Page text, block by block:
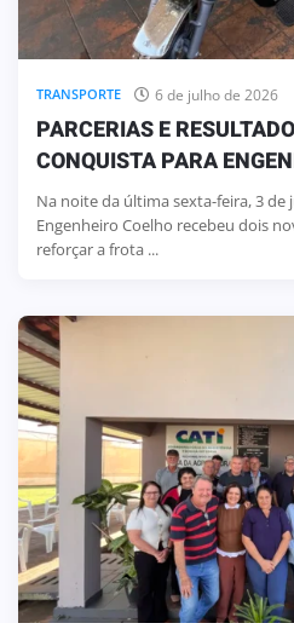
TRANSPORTE 6 de julho de 2026
PARCERIAS E
CONQUISTA PARA
Na noite da última sexta-feira, 3 de
Engenheiro Coelho recebeu dois
reforçar a frota ...